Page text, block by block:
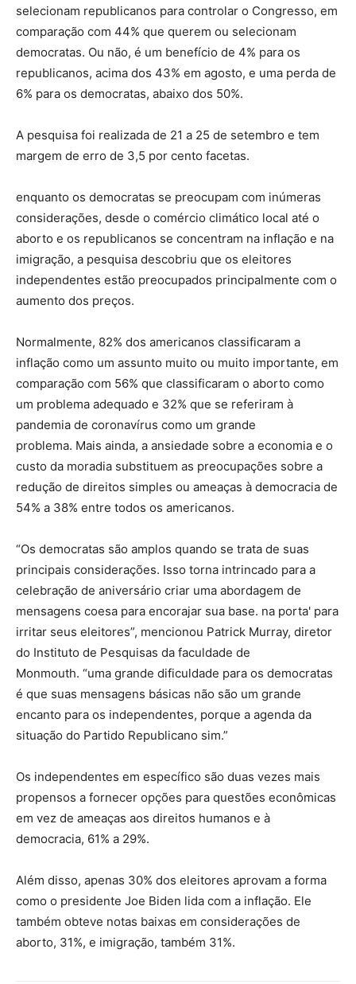
selecionam republicanos para controlar o Congresso, em
comparação com 44% que querem ou selecionam
democratas. Ou não, é um benefício de 4% para os
republicanos, acima dos 43% em agosto, e uma perda de
6% para os democratas, abaixo dos 50%.
A pesquisa foi realizada de 21 a 25 de setembro e tem
margem de erro de 3,5 por cento facetas.
enquanto os democratas se preocupam com inúmeras
considerações, desde o comércio climático local até o
aborto e os republicanos se concentram na inflação e na
imigração, a pesquisa descobriu que os eleitores
independentes estão preocupados principalmente com o
aumento dos preços.
Normalmente, 82% dos americanos classificaram a
inflação como um assunto muito ou muito importante, em
comparação com 56% que classificaram o aborto como
um problema adequado e 32% que se referiram à
pandemia de coronavírus como um grande
problema. Mais ainda, a ansiedade sobre a economia e o
custo da moradia substituem as preocupações sobre a
redução de direitos simples ou ameaças à democracia de
54% a 38% entre todos os americanos.
“Os democratas são amplos quando se trata de suas
principais considerações. Isso torna intrincado para a
celebração de aniversário criar uma abordagem de
mensagens coesa para encorajar sua base. na porta' para
irritar seus eleitores”, mencionou Patrick Murray, diretor
do Instituto de Pesquisas da faculdade de
Monmouth. “uma grande dificuldade para os democratas
é que suas mensagens básicas não são um grande
encanto para os independentes, porque a agenda da
situação do Partido Republicano sim.”
Os independentes em específico são duas vezes mais
propensos a fornecer opções para questões econômicas
em vez de ameaças aos direitos humanos e à
democracia, 61% a 29%.
Além disso, apenas 30% dos eleitores aprovam a forma
como o presidente Joe Biden lida com a inflação. Ele
também obteve notas baixas em considerações de
aborto, 31%, e imigração, também 31%.